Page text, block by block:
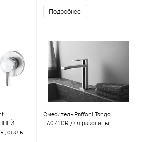
Подробнее
сталь
Смеситель Paffoni Tango
TA071CR для раковины